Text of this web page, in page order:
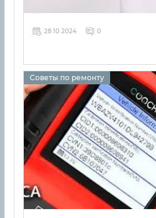
28 10 2024 0
Советы по ремонту